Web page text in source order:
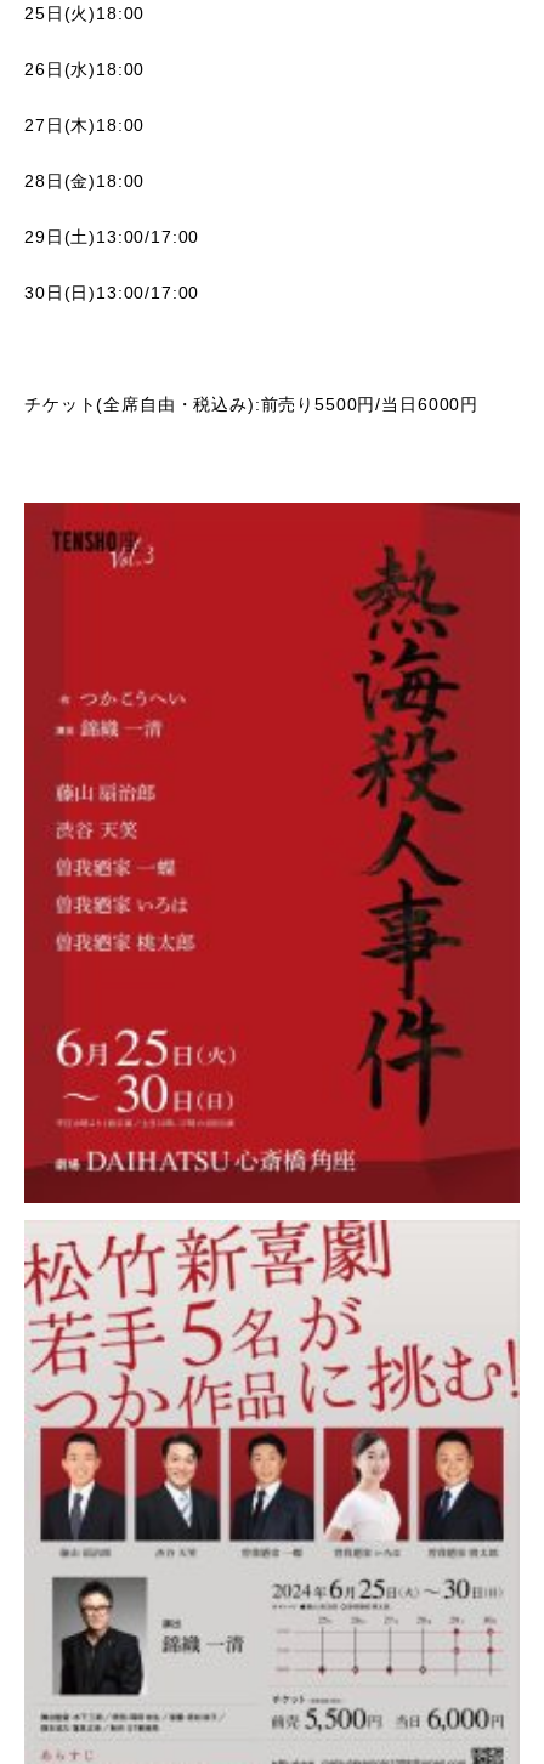
25日(火)18:00
26日(水)18:00
27日(木)18:00
28日(金)18:00
29日(土)13:00/17:00
30日(日)13:00/17:00
チケット(全席自由・税込み):前売り5500円/当日6000円